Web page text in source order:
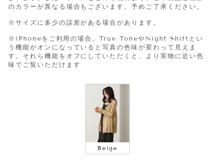
のカラーが異なる場合もございます。予めご了承ください。
※サイズに多少の誤差がある場合があります。
※iPhoneをご利用の場合、True ToneやNight Shift とい
う機能がオンになっていると写真の色味が変わって見えま
す。それら機能をオフにしていただくと、より実物に近い色
味でご覧いただけます
Beige